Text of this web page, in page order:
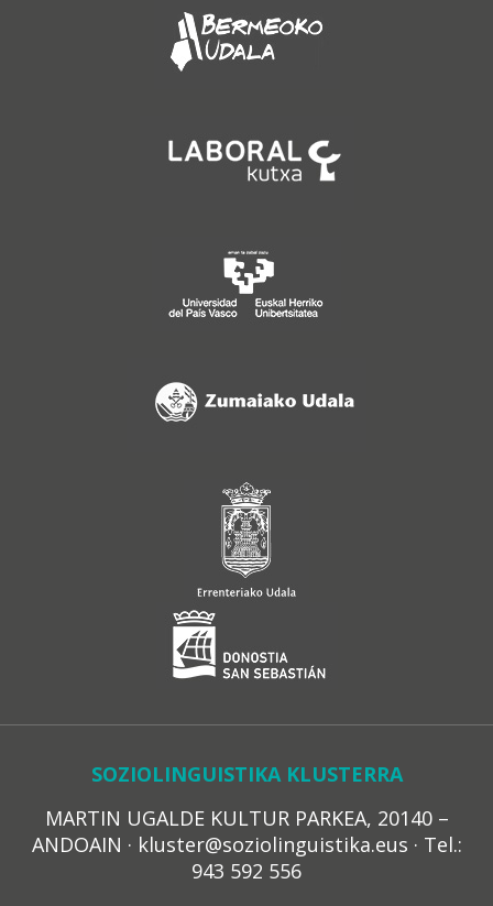
SOZIOLINGUISTIKA KLUSTERRA
MARTIN UGALDE KULTUR PARKEA, 20140 –
ANDOAIN · kluster@soziolinguistika.eus · Tel.:
943 592 556